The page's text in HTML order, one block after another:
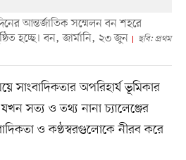
আন্তর্জাতিক সম্মেলন বন শহরে
হচ্ছে। বন, জার্মানি, ২৩ জুন
ছবি: প্রথম
অপরিহার্য ভূমিকার
সত্য ও তথ্য নানা চ্যালেঞ্জের
ও কণ্ঠস্বরগুলোকে নীরব করে